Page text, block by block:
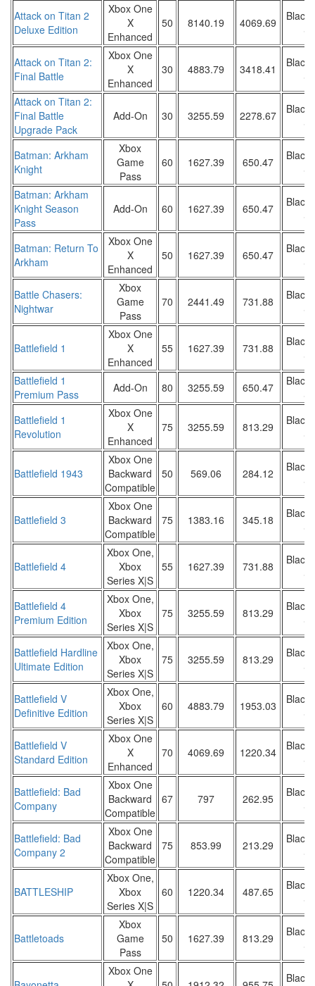
Attack on Titan 2
Deluxe Edition
Xbox One
X
Enhanced
50 8140.19 4069.69
Black
Attack on Titan 2:
Final Battle
Xbox One
X
Enhanced
30 4883.79 3418.41
Black
Attack on Titan 2:
Final Battle
Upgrade Pack
Add-On 30 3255.59 2278.67
Black
Batman: Arkham
Knight
Xbox
Game
Pass
60 1627.39 650.47
Black
Batman: Arkham
Knight Season
Pass
Add-On 60 1627.39 650.47
Black
Batman: Return To
Arkham
Xbox One
X
Enhanced
50 1627.39 650.47
Black
Battle Chasers:
Nightwar
Xbox
Game
Pass
70 2441.49 731.88
Black
Battlefield 1
Xbox One
X
Enhanced
55 1627.39 731.88
Black
Battlefield 1
Premium Pass
Add-On 80 3255.59 650.47
Black
Battlefield 1
Revolution
Xbox One
X
Enhanced
75 3255.59 813.29
Black
Battlefield 1943
Xbox One
Backward
Compatible
50 569.06 284.12
Black
Battlefield 3
Xbox One
Backward
Compatible
75 1383.16 345.18
Black
Battlefield 4
Xbox One,
Xbox
Series X|S
55 1627.39 731.88
Black
Battlefield 4
Premium Edition
Xbox One,
Xbox
Series X|S
75 3255.59 813.29
Black
Battlefield Hardline
Ultimate Edition
Xbox One,
Xbox
Series X|S
75 3255.59 813.29
Black
Battlefield V
Definitive Edition
Xbox One,
Xbox
Series X|S
60 4883.79 1953.03
Black
Battlefield V
Standard Edition
Xbox One
X
Enhanced
70 4069.69 1220.34
Black
Battlefield: Bad
Company
Xbox One
Backward
Compatible
67 797 262.95
Black
Battlefield: Bad
Company 2
Xbox One
Backward
Compatible
75 853.99 213.29
Black
BATTLESHIP
Xbox One,
Xbox
Series X|S
60 1220.34 487.65
Black
Battletoads
Xbox
Game
Pass
50 1627.39 813.29
Black
Xbox One
Black